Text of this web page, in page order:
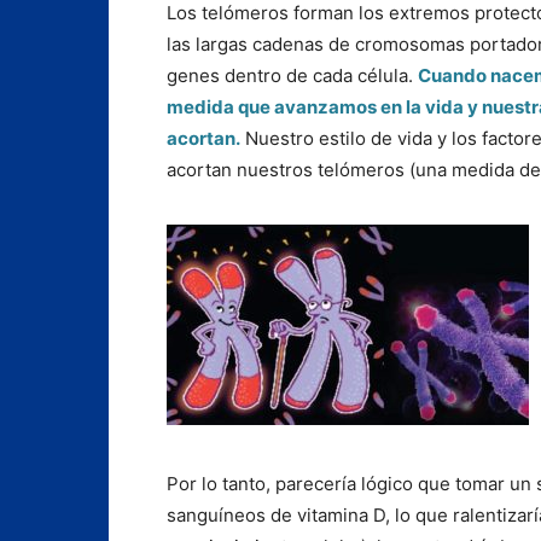
Los telómeros forman los extremos
las largas cadenas de cromosomas
genes dentro de cada célula. Cuando
medida que avanzamos en la vida y
acortan. Nuestro estilo de vida y los
acortan nuestros telómeros (una medida
Por lo tanto, parecería lógico que tomar
sanguíneos de vitamina D, lo que